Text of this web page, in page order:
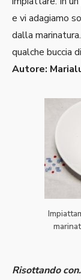
e vi adagiamo
dalla
qualche buccia
Autore:
Risottando